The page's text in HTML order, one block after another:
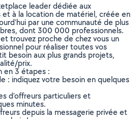
leader dédiée aux
à la location de matériel, créée en
par une communauté de plus
dont 300 000 professionnels.
trouvez proche de chez vous un
pour réaliser toutes vos
besoin aux plus grands projets,
prix.
en 3 étapes :
: indiquez votre besoin en quelques
d’offreurs particuliers et
minutes.
depuis la messagerie privée et